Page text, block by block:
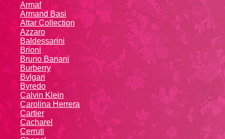
Armaf
Armand Basi
Attar Collection
Azzaro
Baldessarini
Brioni
Bruno Banani
Burberry
Bvlgari
Byredo
Calvin Klein
Carolina Herrera
Cartier
Caсhаrеl
Cerruti